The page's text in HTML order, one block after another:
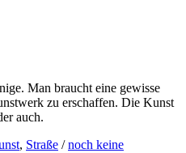
Man braucht eine gewisse
zu erschaffen. Die Kunst
auch.
, Straße /noch keine